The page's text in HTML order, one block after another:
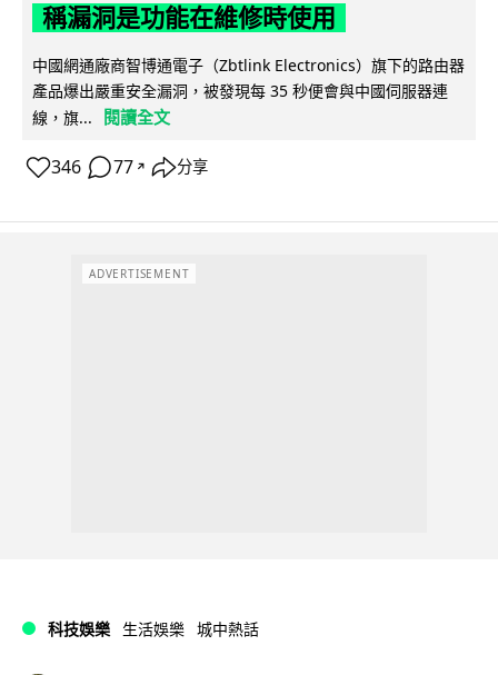
稱漏洞是功能在維修時使用
中國網通廠商智博通電子（Zbtlink Electronics）旗下的路由器
產品爆出嚴重安全漏洞，被發現每 35 秒便會與中國伺服器連
線，旗...
閱讀全文
346 77 ↗ 分享
ADVERTISEMENT
科技娛樂 生活娛樂 城中熱話